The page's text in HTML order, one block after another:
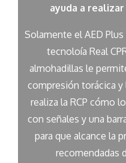
ayuda a
Solamente el AED
tecnoloía Real
almohadillas le
compresión torácica y
realiza la RCP cómo
con señales y una
para que alcance la
recomendadas